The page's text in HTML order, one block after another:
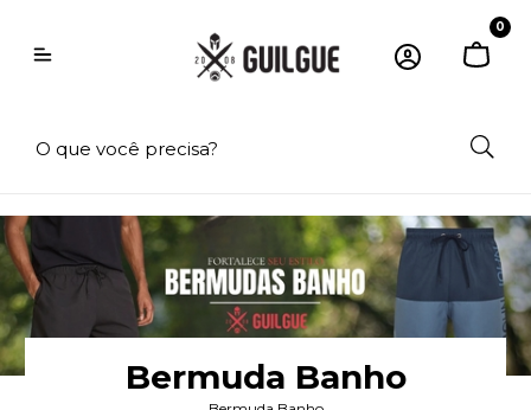
0
Bermuda Banho